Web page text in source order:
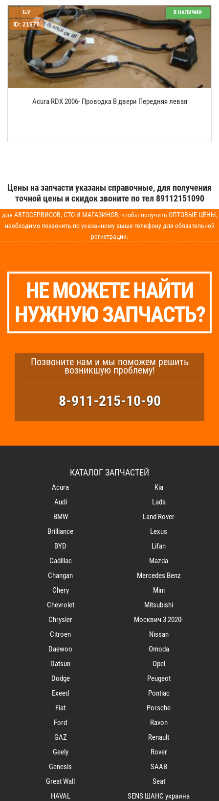
Acura RDX 2006- Проводка В двери Передняя левая
ID: 21977
БУ В НАЛИЧИИ
Цены на запчасти указаны справочные, для получения
точной цены и скидок звоните по тел 89112151090
для АВТОСЕРВИСОВ, СТО И МАГАЗИНОВ, чтобы получить ОПТОВЫЕ ЦЕНЫ,
необходимо позвонить по указанному выше телефону для обязательной
регистрации.
НЕ МОЖЕТЕ НАЙТИ
НУЖНУЮ ЗАПЧАСТЬ?
Позвоните нам и мы поможем решить
возникшую проблему!
8-911-215-10-90
КАТАЛОГ ЗАПЧАСТЕЙ
Acura
Audi
BMW
Brilliance
BYD
Cadillac
Changan
Chery
Chevrolet
Chrysler
Citroen
Daewoo
Datsun
Dodge
Exeed
Fiat
Ford
GAZ
Geely
Genesis
Great Wall
HAVAL
Kia
Lada
Land Rover
Lexus
Lifan
Mazda
Mercedes Benz
Mini
Mitsubishi
Mосквич 3 2020-
Nissan
Omoda
Opel
Peugeot
Pontiac
Porsche
Ravon
Renault
Rover
SAAB
Seat
SENS ШАНС украина